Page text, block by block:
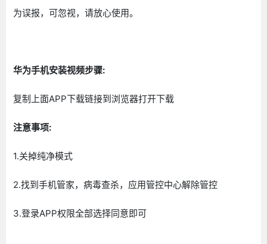
为误报，可忽视，请放心使用。
华为手机安装视频步骤:
复制上面APP下载链接到浏览器打开下载
注意事项:
1.关掉纯净模式
2.找到手机管家，病毒查杀，应用管控中心解除管控
3.登录APP权限全部选择同意即可